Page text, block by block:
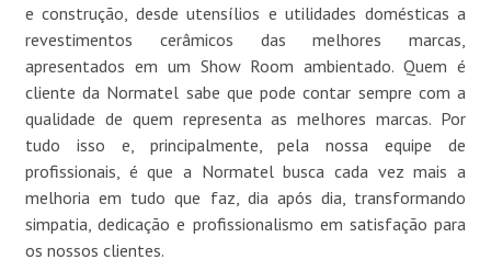
e construção, desde utensílios e utilidades domésticas a
revestimentos cerâmicos das melhores marcas,
apresentados em um Show Room ambientado. Quem é
cliente da Normatel sabe que pode contar sempre com a
qualidade de quem representa as melhores marcas. Por
tudo isso e, principalmente, pela nossa equipe de
profissionais, é que a Normatel busca cada vez mais a
melhoria em tudo que faz, dia após dia, transformando
simpatia, dedicação e profissionalismo em satisfação para
os nossos clientes.